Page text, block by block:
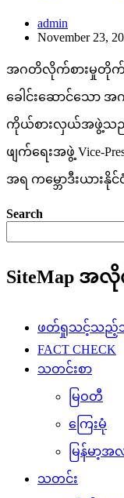
admin
November 23,
အဂတိလိုက်စားမှုတိုက်ဖ
ခေါင်းဆောင်သော
ကိုယ်စားလှယ်အဖွဲ့သည်
ဖျက်ရေးအဖွဲ့ Vice-
အရ ကမ္ဘောဒီးယားနို
Search
SiteMap အ
ဖတ်ရှုသင့်သည့်သ
FACT CHECK
သတင်းစာ
မြဝတီ
ကြေးမုံ
မြန်မာ့အ
သတင်း